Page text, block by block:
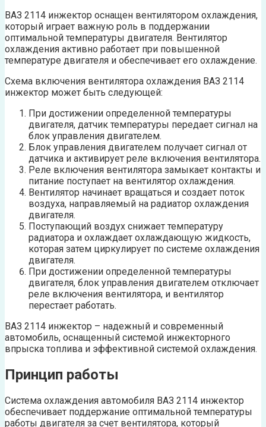
ВАЗ 2114 инжектор оснащен вентилятором охлаждения,
который играет важную роль в поддержании
оптимальной температуры двигателя. Вентилятор
охлаждения активно работает при повышенной
температуре двигателя и обеспечивает его охлаждение.
Схема включения вентилятора охлаждения ВАЗ 2114
инжектор может быть следующей:
При достижении определенной температуры
двигателя, датчик температуры передает сигнал на
блок управления двигателем.
Блок управления двигателем получает сигнал от
датчика и активирует реле включения вентилятора.
Реле включения вентилятора замыкает контакты и
питание поступает на вентилятор охлаждения.
Вентилятор начинает вращаться и создает поток
воздуха, направляемый на радиатор охлаждения
двигателя.
Поступающий воздух снижает температуру
радиатора и охлаждает охлаждающую жидкость,
которая затем циркулирует по системе охлаждения
двигателя.
При достижении определенной температуры
двигателя, блок управления двигателем отключает
реле включения вентилятора, и вентилятор
перестает работать.
ВАЗ 2114 инжектор – надежный и современный
автомобиль, оснащенный системой инжекторного
впрыска топлива и эффективной системой охлаждения.
Принцип работы
Система охлаждения автомобиля ВАЗ 2114 инжектор
обеспечивает поддержание оптимальной температуры
работы двигателя за счет вентилятора, который